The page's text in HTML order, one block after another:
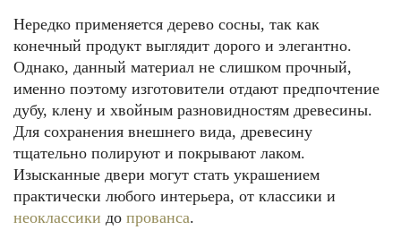
Нередко применяется дерево сосны, так как
конечный продукт выглядит дорого и элегантно.
Однако, данный материал не слишком прочный,
именно поэтому изготовители отдают предпочтение
дубу, клену и хвойным разновидностям древесины.
Для сохранения внешнего вида, древесину
тщательно полируют и покрывают лаком.
Изысканные двери могут стать украшением
практически любого интерьера, от классики и
неоклассики до прованса.